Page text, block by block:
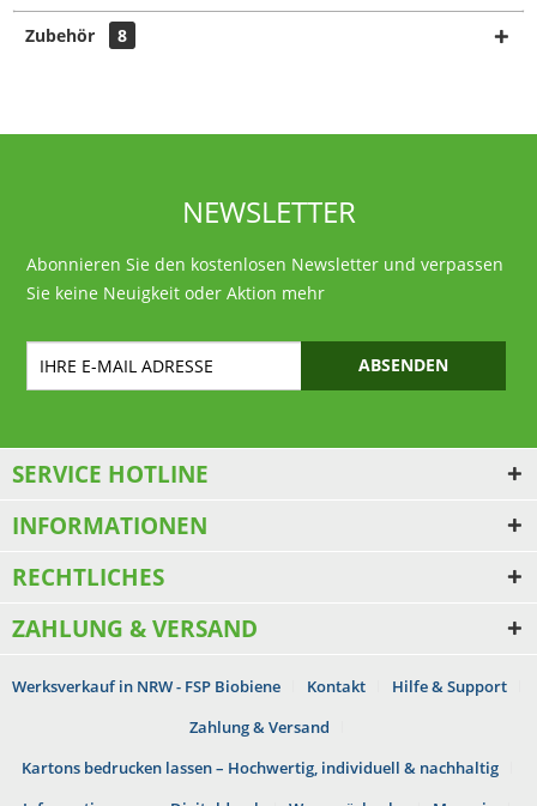
Zubehör 8
NEWSLETTER
Abonnieren Sie den kostenlosen Newsletter und verpassen
Sie keine Neuigkeit oder Aktion mehr
ABSENDEN
SERVICE HOTLINE
INFORMATIONEN
RECHTLICHES
ZAHLUNG & VERSAND
Werksverkauf in NRW - FSP Biobiene Kontakt
Hilfe & Support
Zahlung & Versand
Kartons bedrucken lassen – Hochwertig, individuell & nachhaltig